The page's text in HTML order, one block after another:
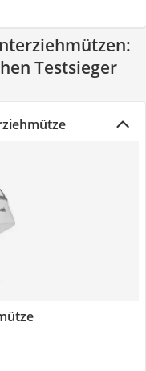
Testsieger